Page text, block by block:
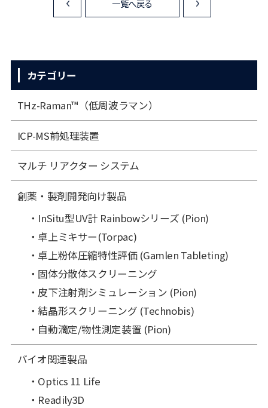
<
一覧へ戻る
カテゴリー
THz-Raman™（低周波ラマン）
ICP-MS前処理装置
マルチ リアクター システム
創薬・製剤開発向け製品
InSitu型UV計 Rainbowシリーズ (Pion)
卓上ミキサー(Torpac)
卓上粉体圧縮特性評価 (Gamlen Tableting)
固体分散体スクリーニング
皮下注射剤シミュレーション (Pion)
結晶形スクリーニング (Technobis)
自動滴定/物性測定装置 (Pion)
バイオ関連製品
Optics 11 Life
Readily3D